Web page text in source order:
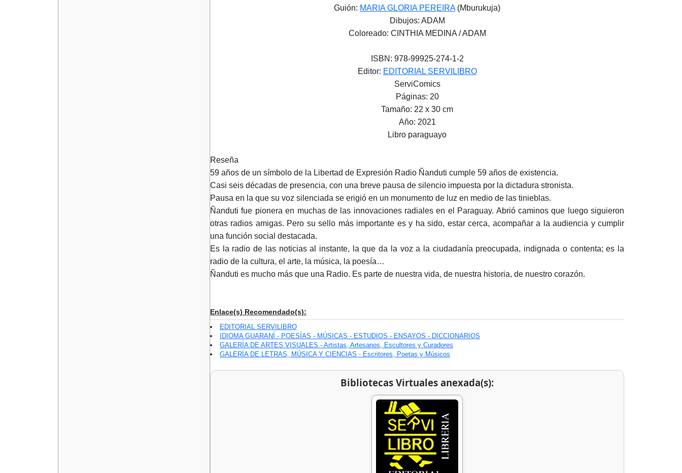
Guión: MARIA GLORIA PEREIRA(Mburukuja)
Dibujos: ADAM
Coloreado: CINTHIA MEDINA / ADAM
ISBN: 978-99925-274-1-2
Editor: EDITORIAL SERVILIBRO
ServiComics
Páginas: 20
Tamaño: 22 x 30 cm
Año: 2021
Libro paraguayo
Reseña
59 años de un símbolo de la Libertad de Expresión Radio Ñanduti cumple 59 años de existencia.
Casi seis décadas de presencia, con una breve pausa de silencio impuesta por la dictadura stronista.
Pausa en la que su voz silenciada se erigió en un monumento de luz en medio de las tinieblas.
Ñanduti fue pionera en muchas de las innovaciones radiales en el Paraguay. Abrió caminos que luego siguieron
otras radios amigas. Pero su sello más importante es y ha sido, estar cerca, acompañar a la audiencia y cumplir
una función social destacada.
Es la radio de las noticias al instante, la que da la voz a la ciudadanía preocupada, indignada o contenta; es la
radio de la cultura, el arte, la música, la poesía…
Ñanduti es mucho más que una Radio. Es parte de nuestra vida, de nuestra historia, de nuestro corazón.
Enlace(s) Recomendado(s):
EDITORIAL SERVILIBRO
IDIOMA GUARANÍ - POESÍAS - MÚSICAS - ESTUDIOS - ENSAYOS - DICCIONARIOS
GALERÍA DE ARTES VISUALES - Artistas, Artesanos, Escultores y Curadores
GALERÍA DE LETRAS, MÚSICA Y CIENCIAS - Escritores, Poetas y Músicos
Bibliotecas Virtuales anexada(s):